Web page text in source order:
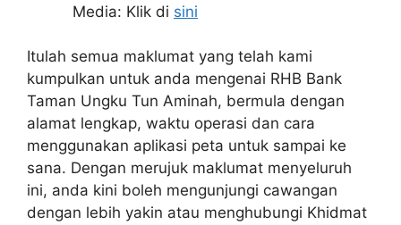
Media: Klik di sini
Itulah semua maklumat yang telah kami
kumpulkan untuk anda mengenai RHB Bank
Taman Ungku Tun Aminah, bermula dengan
alamat lengkap, waktu operasi dan cara
menggunakan aplikasi peta untuk sampai ke
sana. Dengan merujuk maklumat menyeluruh
ini, anda kini boleh mengunjungi cawangan
dengan lebih yakin atau menghubungi Khidmat